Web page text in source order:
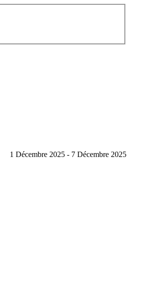
1 Décembre 2025 - 7 Décembre 2025